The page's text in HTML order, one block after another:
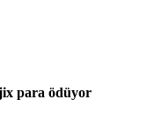
para ödüyor